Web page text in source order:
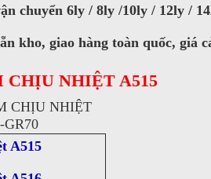
chuyển 6ly / 8ly /10ly / 12ly /
kho, giao hàng toàn quốc,
CHỊU NHIỆT A515
CHỊU NHIỆT
A515